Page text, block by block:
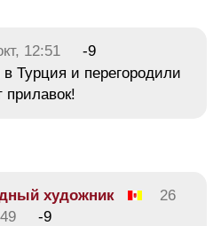
12:51
-9
Турция и перегородили
прилавок!
художник
26
-9